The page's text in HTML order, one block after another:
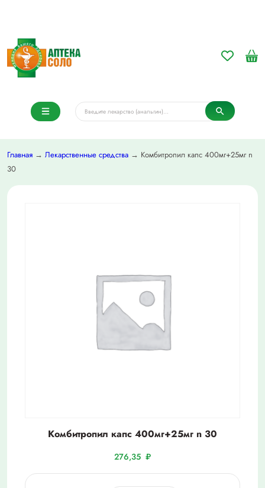
Главная → Лекарственные средства → Комбитропил капс 400мг+25мг n
30
Комбитропил капс 400мг+25мг n 30
276,35 ₽